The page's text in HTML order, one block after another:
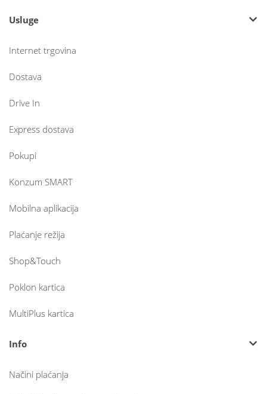
Usluge
Internet trgovina
Dostava
Drive In
Express dostava
Pokupi
Konzum SMART
Mobilna aplikacija
Plaćanje režija
Shop&Touch
Poklon kartica
MultiPlus kartica
Info
Načini plaćanja